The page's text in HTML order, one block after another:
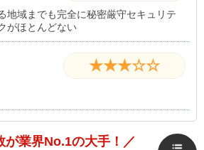
地域までも完全に秘密厳守セキュリテ
がほとんどない
★★★☆☆
が業界No.1の大手！／